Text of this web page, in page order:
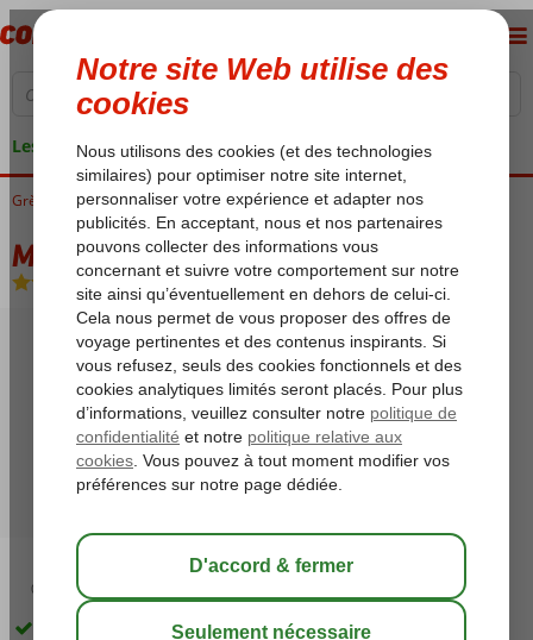
Les garanties de vacances
Grèce Crète Chersonissos Memory Boutique
Memory Boutique
All Inclusive-Hôtel
03:30 sauver
Dans le centre de Chersonissos